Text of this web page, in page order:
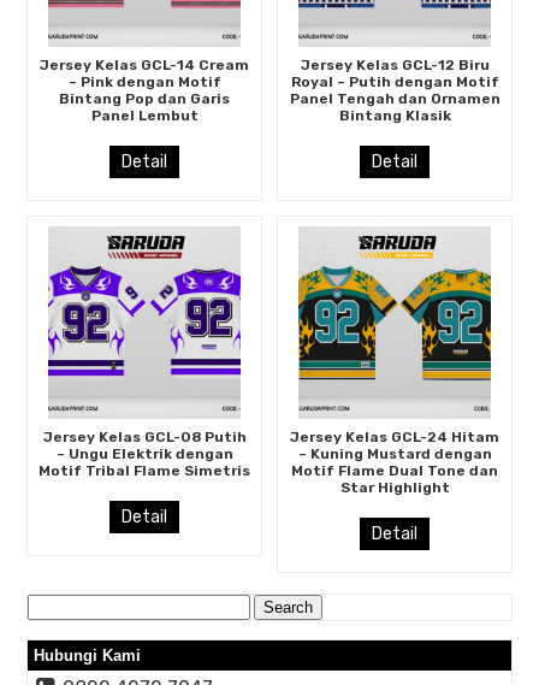
Jersey Kelas GCL-14 Cream
– Pink dengan Motif
Bintang Pop dan Garis
Panel Lembut
Detail
Jersey Kelas GCL-12 Biru
Royal – Putih dengan Motif
Panel Tengah dan Ornamen
Bintang Klasik
Detail
Jersey Kelas GCL-08 Putih
– Ungu Elektrik dengan
Motif Tribal Flame Simetris
Detail
Jersey Kelas GCL-24 Hitam
– Kuning Mustard dengan
Motif Flame Dual Tone dan
Star Highlight
Detail
for:
Hubungi Kami